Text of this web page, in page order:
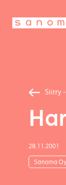
Siirry
28.11.2001
Sanoma